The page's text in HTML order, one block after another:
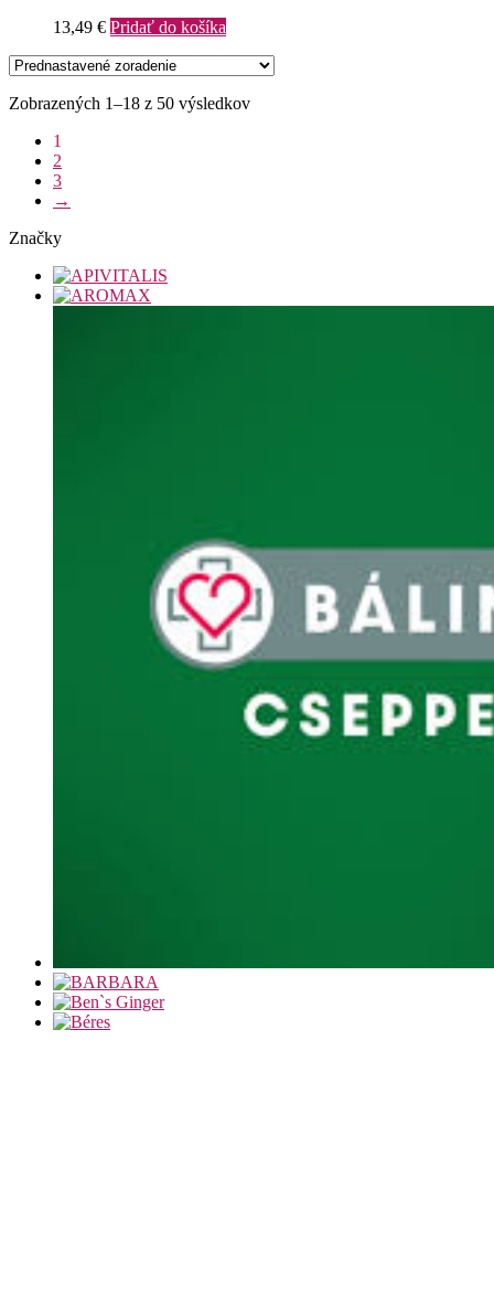
13,49 € Pridať do košíka
Zobrazených 1–18 z 50 výsledkov
1
2
3
→
Značky